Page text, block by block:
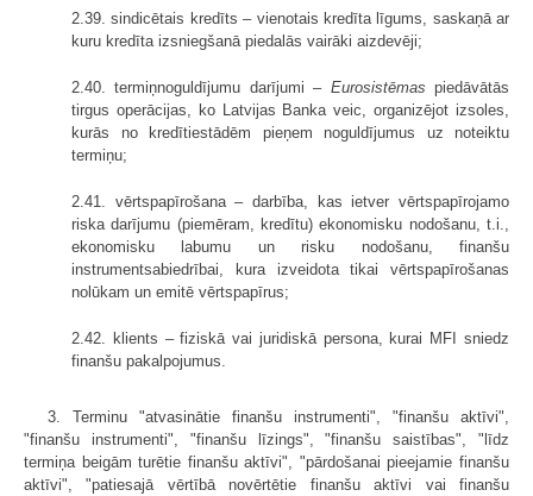
2.39. sindicētais kredīts – vienotais kredīta līgums, saskaņā ar
kuru kredīta izsniegšanā piedalās vairāki aizdevēji;
2.40. termiņnoguldījumu darījumi – Eurosistēmas piedāvātās
tirgus operācijas, ko Latvijas Banka veic, organizējot izsoles,
kurās no kredītiestādēm pieņem noguldījumus uz noteiktu
termiņu;
2.41. vērtspapīrošana – darbība, kas ietver vērtspapīrojamo
riska darījumu (piemēram, kredītu) ekonomisku nodošanu, t.i.,
ekonomisku labumu un risku nodošanu, finanšu
instrumentsabiedrībai, kura izveidota tikai vērtspapīrošanas
nolūkam un emitē vērtspapīrus;
2.42. klients – fiziskā vai juridiskā persona, kurai MFI sniedz
finanšu pakalpojumus.
3. Terminu "atvasinātie finanšu instrumenti", "finanšu aktīvi",
"finanšu instrumenti", "finanšu līzings", "finanšu saistības", "līdz
termiņa beigām turētie finanšu aktīvi", "pārdošanai pieejamie finanšu
aktīvi", "patiesajā vērtībā novērtētie finanšu aktīvi vai finanšu